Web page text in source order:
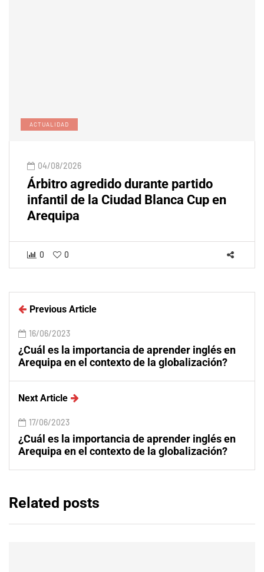
ACTUALIDAD
04/08/2026
Árbitro agredido durante partido
infantil de la Ciudad Blanca Cup en
Arequipa
0 0
Previous Article
16/06/2023
¿Cuál es la importancia de aprender inglés en
Arequipa en el contexto de la globalización?
Next Article
17/06/2023
¿Cuál es la importancia de aprender inglés en
Arequipa en el contexto de la globalización?
Related posts